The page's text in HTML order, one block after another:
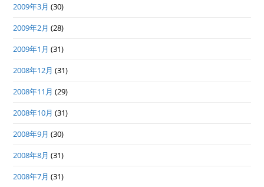
2009年3月 (30)
2009年2月 (28)
2009年1月 (31)
2008年12月 (31)
2008年11月 (29)
2008年10月 (31)
2008年9月 (30)
2008年8月 (31)
2008年7月 (31)